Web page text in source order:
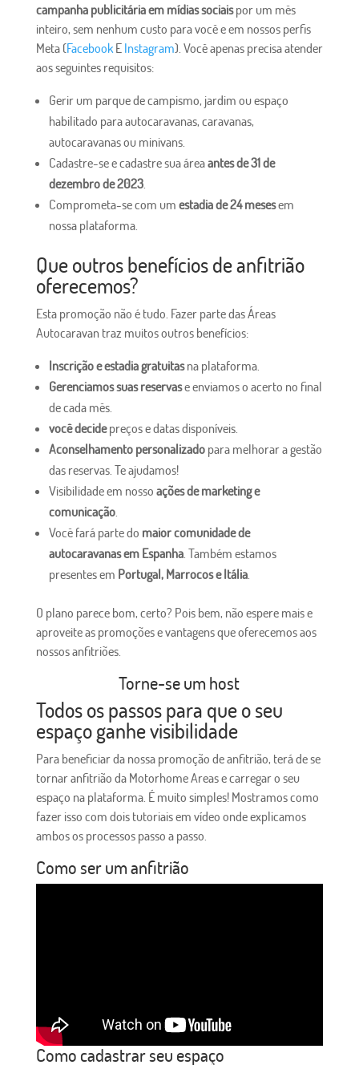
campanha publicitária em mídias sociaispor um mês
inteiro, sem nenhum custo para você e em nossos perfis
Meta (FacebookE Instagram). Você apenas precisa atender
aos seguintes requisitos:
Gerir um parque de campismo, jardim ou espaço
habilitado para autocaravanas, caravanas,
autocaravanas ou minivans.
Cadastre-se e cadastre sua áreaantes de 31 de
dezembro de 2023.
Comprometa-se com um estadia de 24 mesesem
nossa plataforma.
Que outros benefícios de anfitrião
oferecemos?
Esta promoção não é tudo. Fazer parte das Áreas
Autocaravan traz muitos outros benefícios:
Inscrição e estadia gratuitasna plataforma.
Gerenciamos suas reservase enviamos o acerto no final
de cada mês.
você decidepreços e datas disponíveis.
Aconselhamento personalizadopara melhorar a gestão
das reservas. Te ajudamos!
Visibilidade em nosso ações de marketing e
comunicação.
Você fará parte do maior comunidade de
autocaravanas em Espanha. Também estamos
presentes em Portugal, Marrocos e Itália.
O plano parece bom, certo? Pois bem, não espere mais e
aproveite as promoções e vantagens que oferecemos aos
nossos anfitriões.
Torne-se um host
Todos os passos para que o seu
espaço ganhe visibilidade
Para beneficiar da nossa promoção de anfitrião, terá de se
tornar anfitrião da Motorhome Areas e carregar o seu
espaço na plataforma. É muito simples! Mostramos como
fazer isso com dois tutoriais em vídeo onde explicamos
ambos os processos passo a passo.
Como ser um anfitrião
Como cadastrar seu espaço